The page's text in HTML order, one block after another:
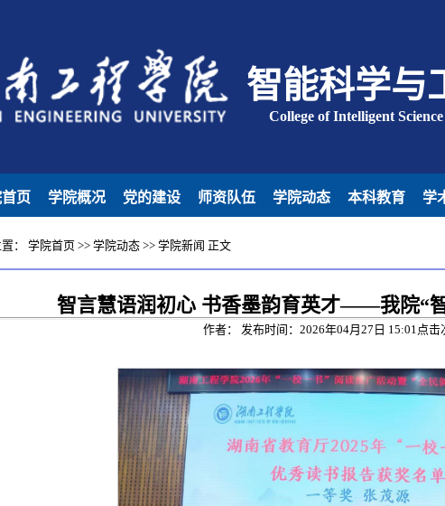
智能科学与
College of Intelligent
页 学院概况 党的建设 师资队伍 学院动态 本科教育 学
： 学院首页>> 学院动态>> 学院新闻 正文
智言慧语润初心 书香墨韵育英才——我院“
作者： 发布时间：2026年04月27日 15:01点击